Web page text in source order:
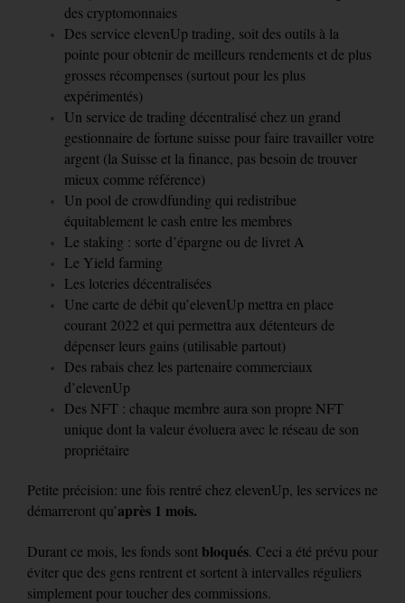
des cryptomonnaies
Des service elevenUp trading, soit des outils à la
pointe pour obtenir de meilleurs rendements et de plus
grosses récompenses (surtout pour les plus
expérimentés)
Un service de trading décentralisé chez un grand
gestionnaire de fortune suisse pour faire travailler votre
argent (la Suisse et la finance, pas besoin de trouver
mieux comme référence)
Un pool de crowdfunding qui redistribue
équitablement le cash entre les membres
Le staking : sorte d’épargne ou de livret A
Le Yield farming
Les loteries décentralisées
Une carte de débit qu’elevenUp mettra en place
courant 2022 et qui permettra aux détenteurs de
dépenser leurs gains (utilisable partout)
Des rabais chez les partenaire commerciaux
d’elevenUp
Des NFT : chaque membre aura son propre NFT
unique dont la valeur évoluera avec le réseau de son
propriétaire
Petite précision: une fois rentré chez elevenUp, les services ne
démarreront qu’après 1 mois.
Durant ce mois, les fonds sont bloqués . Ceci a été prévu pour
éviter que des gens rentrent et sortent à intervalles réguliers
simplement pour toucher des commissions.